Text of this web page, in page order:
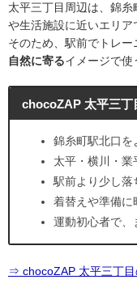
太平三丁目周辺は、錦
や生活施設に近いエリア
そのため、駅前でトレー
自然に寄るイメージで使
chocoZAP 太平三丁
錦糸町駅北口を
太平・横川・業
駅前より少し落
着替えや準備に
運動初心者で、
⇒ chocoZAP 太平三丁